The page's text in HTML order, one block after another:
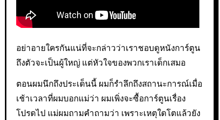
อย่าอายใครกันแน่ที่จะกล่าวว่าเราชอบดูหนังการ์ตูน
ถึงตัวจะเป็นผู้ใหญ่ แต่หัวใจของพวกเราเด็กเสมอ
ตอนผมนึกถึงประเด็นนี้ ผมก็รำลึกถึงสถานะการณ์เมื่อ
เช้าเวลาที่ผมบอกแม่ว่า ผมเพิ่งจะซื้อการ์ตูนเรื่อง
โปรดไป แม่ผมถามคำถามว่า เพราะเหตุใดโตแล้วยัง